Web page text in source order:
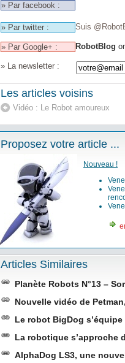
» Par facebook :
» Par twitter : Suis
» Par Google+ : RobotBlog
» La newsletter :
Les articles voisins
Vidéo : Le Robot amoureux
Proposez votre article ...
Nouveau !
Articles Similaires
Planète Robots N°13 –
Nouvelle vidéo de
Le robot BigDog
La robotique s’approche
AlphaDog LS3, une